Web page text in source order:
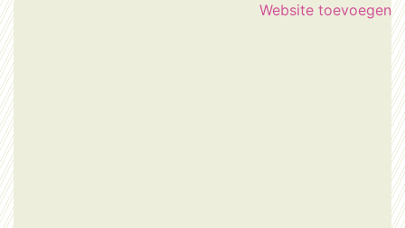
Website toevoegen